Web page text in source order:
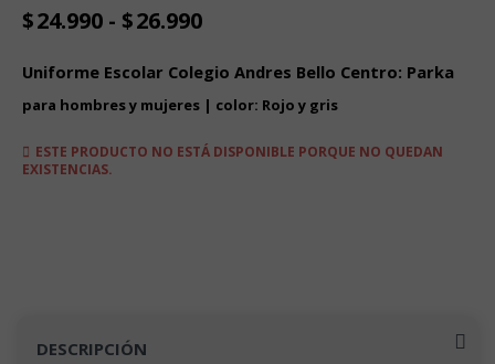
$24.990 - $26.990Rango
precios:
desde
$24.990
$26.990
Uniforme Escolar Colegio Andres Bello Centro: Parka
para hombres y mujeres | color: Rojo y gris
ESTE PRODUCTO NO ESTÁ DISPONIBLE PORQUE NO QUEDAN
EXISTENCIAS.
DESCRIPCIÓN